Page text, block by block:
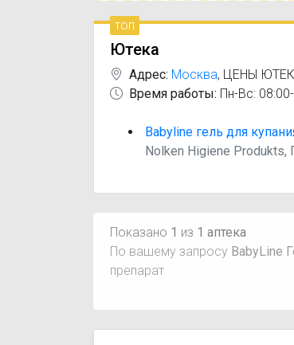
топ
Ютека
Адрес: Москва, ЦЕНЫ
Время работы: Пн-Вс:
Babyline гель для
Nolken Higiene Produkts,
Показано 1 из 1 аптека
По вашему запросу BabyLine
препарат